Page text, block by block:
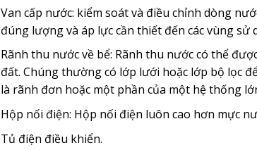
Van cấp nước: kiểm soát và điều chỉnh dòng
đúng lượng và áp lực cần thiết đến các vùng sử
Rãnh thu nước về bể: Rãnh thu nước có thể
đất. Chúng thường có lớp lưới hoặc lớp bộ lọc
là rãnh đơn hoặc một phần của một hệ thống
Hộp nối điện: Hộp nối điện luôn cao hơn mực
Tủ điện điều khiển.